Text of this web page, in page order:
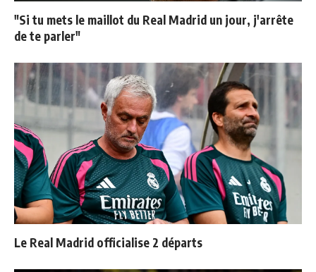
"Si tu mets le maillot du Real Madrid un jour, j'arrête
de te parler"
Le Real Madrid officialise 2 départs